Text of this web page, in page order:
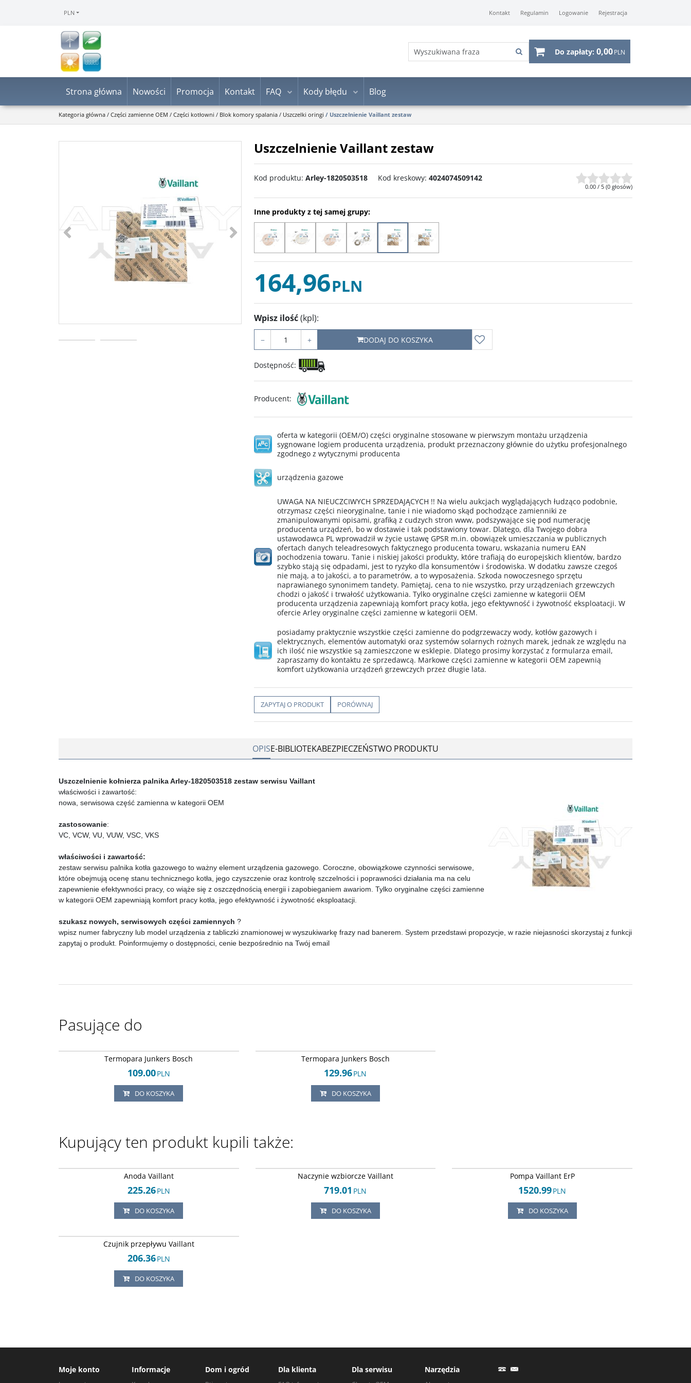
PLN Kontakt Regulamin Logowanie Rejestracja
Do zapłaty: 0,00PLN
Strona główna Nowości Promocja Kontakt FAQ Kody błędu Blog
Kategoria główna / Części zamienne OEM / Części kotłowni / Blok komory spalania / Uszczelki oringi / Uszczelnienie Vaillant zestaw
<
Uszczelnienie Vaillant zestaw
Kod produktu: Arley-1820503518 Kod kreskowy: 4024074509142
0.00 / 5 (0 głosów)
Inne produkty z tej samej grupy:
164,96PLN
Wpisz ilość(kpl):
− + DODAJ DO KOSZYKA
Dostępność:
Producent:
oferta w kategorii (OEM/O) części oryginalne stosowane w pierwszym montażu urządzenia
sygnowane logiem producenta urządzenia, produkt przeznaczony głównie do użytku profesjonalnego
zgodnego z wytycznymi producenta
urządzenia gazowe
UWAGA NA NIEUCZCIWYCH SPRZEDAJĄCYCH !! Na wielu aukcjach wyglądających łudząco podobnie,
otrzymasz części nieoryginalne, tanie i nie wiadomo skąd pochodzące zamienniki ze
zmanipulowanymi opisami, grafiką z cudzych stron www, podszywające się pod numerację
producenta urządzeń, bo w dostawie i tak podstawiony towar. Dlatego, dla Twojego dobra
ustawodawca PL wprowadził w życie ustawę GPSR m.in. obowiązek umieszczania w publicznych
ofertach danych teleadresowych faktycznego producenta towaru, wskazania numeru EAN
pochodzenia towaru. Tanie i niskiej jakości produkty, które trafiają do europejskich klientów, bardzo
szybko stają się odpadami, jest to ryzyko dla konsumentów i środowiska. W dodatku zawsze czegoś
nie mają, a to jakości, a to parametrów, a to wyposażenia. Szkoda nowoczesnego sprzętu
naprawianego synonimem tandety. Pamiętaj, cena to nie wszystko, przy urządzeniach grzewczych
chodzi o jakość i trwałość użytkowania. Tylko oryginalne części zamienne w kategorii OEM
producenta urządzenia zapewniają komfort pracy kotła, jego efektywność i żywotność eksploatacji. W
ofercie Arley oryginalne części zamienne w kategorii OEM.
posiadamy praktycznie wszystkie części zamienne do podgrzewaczy wody, kotłów gazowych i
elektrycznych, elementów automatyki oraz systemów solarnych rożnych marek, jednak ze względu na
ich ilość nie wszystkie są zamieszczone w esklepie. Dlatego prosimy korzystać z formularza email,
zapraszamy do kontaktu ze sprzedawcą. Markowe części zamienne w kategorii OEM zapewnią
komfort użytkowania urządzeń grzewczych przez długie lata.
ZAPYTAJ O PRODUKT PORÓWNAJ
OPISE-BIBLIOTEKABEZPIECZEŃSTWO PRODUKTU
Uszczelnienie kołnierza palnika Arley-1820503518 zestaw serwisu Vaillant
właściwości i zawartość:
nowa, serwisowa część zamienna w kategorii OEM
zastosowanie:
VC, VCW, VU, VUW, VSC, VKS
właściwości i zawartość:
zestaw serwisu palnika kotła gazowego to ważny element urządzenia gazowego. Coroczne, obowiązkowe czynności serwisowe,
które obejmują ocenę stanu technicznego kotła, jego czyszczenie oraz kontrolę szczelności i poprawności działania ma na celu
zapewnienie efektywności pracy, co wiąże się z oszczędnością energii i zapobieganiem awariom. Tylko oryginalne części zamienne
w kategorii OEM zapewniają komfort pracy kotła, jego efektywność i żywotność eksploatacji.
szukasz nowych, serwisowych części zamiennych ?
wpisz numer fabryczny lub model urządzenia z tabliczki znamionowej w wyszukiwarkę frazy nad banerem. System przedstawi propozycje, w razie niejasności skorzystaj z funkcji
zapytaj o produkt. Poinformujemy o dostępności, cenie bezpośrednio na Twój email
Pasujące do
Termopara Junkers Bosch
109.00PLN
DO KOSZYKA
Termopara Junkers Bosch
129.96PLN
DO KOSZYKA
Kupujący ten produkt kupili także:
Anoda Vaillant
225.26PLN
DO KOSZYKA
Naczynie wzbiorcze Vaillant
719.01 PLN
DO KOSZYKA
Pompa Vaillant ErP
1520.99PLN
DO KOSZYKA
Czujnik przepływu Vaillant
206.36PLN
DO KOSZYKA
Moje konto Informacje Dom i ogród Dla klienta Dla serwisu Narzędzia